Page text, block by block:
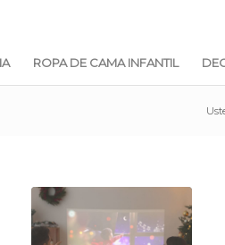
ROPA DE CAMA INFANTIL